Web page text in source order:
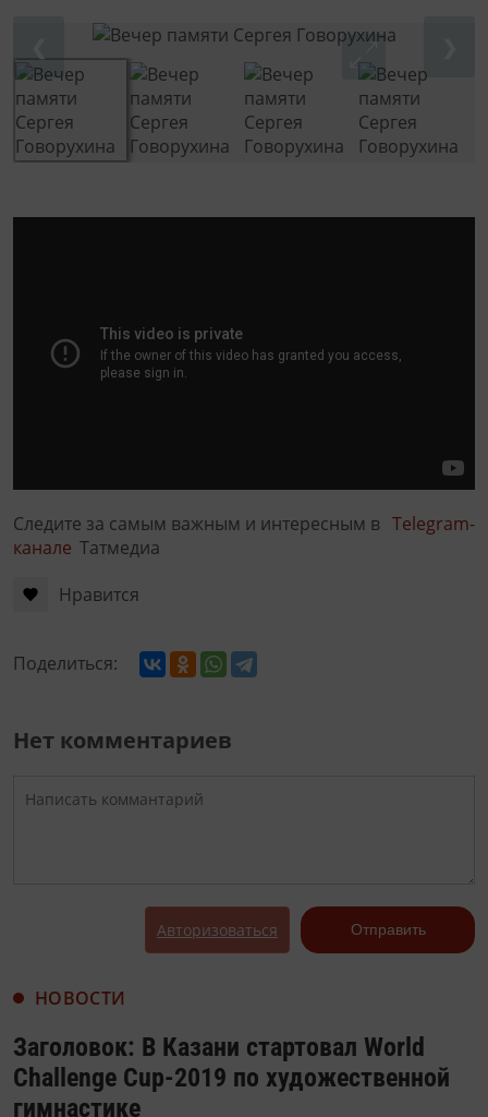
Следите за самым важным и интересным в Telegram-
канале Татмедиа
Нравится
Поделиться:
Нет комментариев
Авторизоваться Отправить
НОВОСТИ
Заголовок: В Казани стартовал World
Challenge Cup-2019 по художественной
гимнастике